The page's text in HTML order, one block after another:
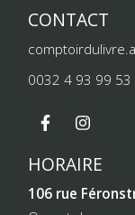
CONTACT
0032 4 93 99 53
HORAIRE
106 rue